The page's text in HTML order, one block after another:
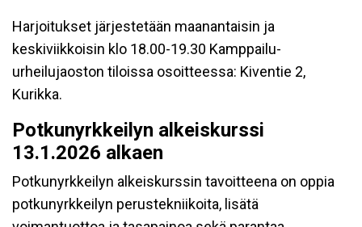
Harjoitukset järjestetään maanantaisin ja
keskiviikkoisin klo 18.00-19.30 Kamppailu-
urheilujaoston tiloissa osoitteessa: Kiventie 2,
Kurikka.
Potkunyrkkeilyn alkeiskurssi
13.1.2026 alkaen
Potkunyrkkeilyn alkeiskurssin tavoitteena on oppia
potkunyrkkeilyn perustekniikoita, lisätä